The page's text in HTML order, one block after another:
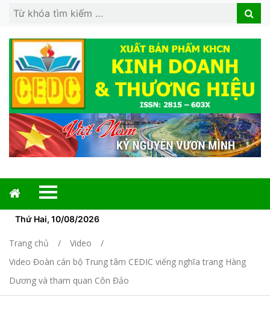
Search
Search
Thứ Hai, 10/08/2026
Trang chủ
Video
Video Đoàn cán bộ Trung tâm CEDIC viếng nghĩa trang Hàng
Dương và tham quan Côn Đảo